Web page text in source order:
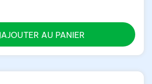
AJOUTER AU PANIER